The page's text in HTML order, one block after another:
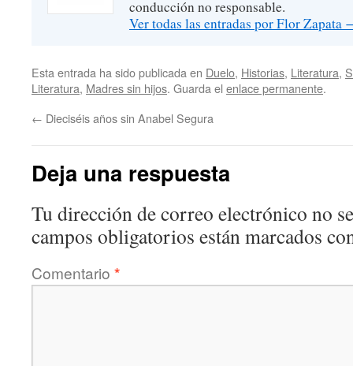
conducción no responsable.
Ver todas las entradas por Flor Zapata
Esta entrada ha sido publicada en Duelo, Historias, Literatura,
Literatura, Madres sin hijos. Guarda el enlace permanente.
← Dieciséis años sin Anabel Segura
Deja una respuesta
Tu dirección de correo electrónico no
campos obligatorios están marcados
Comentario *